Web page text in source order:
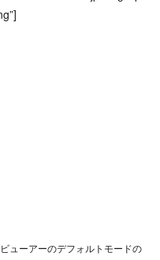
ューアーのデフォルトモードの